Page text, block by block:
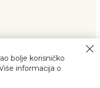
13, Zagreb
bolje korisničko
informacija o